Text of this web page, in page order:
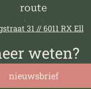
route
31 // 6011 RX Ell
weten?
nieuwsbrief